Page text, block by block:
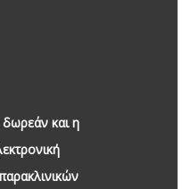
και η